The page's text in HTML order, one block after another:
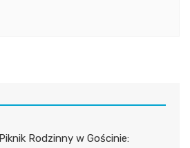
Piknik Rodzinny w Gościnie: